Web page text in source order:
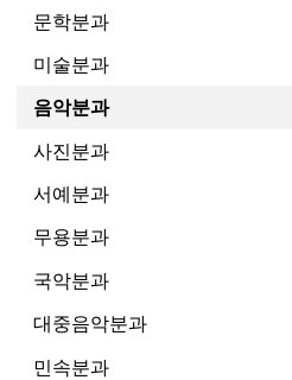
문학분과
미술분과
음악분과
사진분과
서예분과
무용분과
국악분과
대중음악분과
민속분과